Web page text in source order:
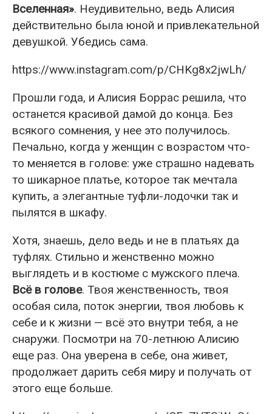
Вселенная». Неудивительно, ведь Алисия
действительно была юной и привлекательной
девушкой. Убедись сама.
https://www.instagram.com/p/CHKg8x2jwLh/
Прошли года, и Алисия Боррас решила, что
останется красивой дамой до конца. Без
всякого сомнения, у нее это получилось.
Печально, когда у женщин с возрастом что-
то меняется в голове: уже страшно надевать
то шикарное платье, которое так мечтала
купить, а элегантные туфли-лодочки так и
пылятся в шкафу.
Хотя, знаешь, дело ведь и не в платьях да
туфлях. Стильно и женственно можно
выглядеть и в костюме с мужского плеча.
Всё в голове. Твоя женственность, твоя
особая сила, поток энергии, твоя любовь к
себе и к жизни — всё это внутри тебя, а не
снаружи. Посмотри на 70-летнюю Алисию
еще раз. Она уверена в себе, она живет,
продолжает дарить себя миру и получать от
этого еще больше.